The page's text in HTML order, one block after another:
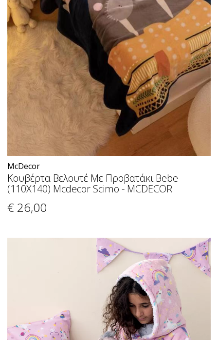
McDecor
Κουβέρτα Βελουτέ Με Προβατάκι Bebe
(110X140) Mcdecor Scimo - MCDECOR
€ 26,00